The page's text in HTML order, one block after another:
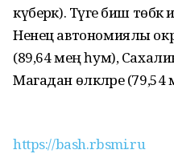
күберәк). Тәүге биш
Ненец автономиялы
(89,64 мең һум),
Магадан өлкәләре (79,54
https://bash.rbsmi.ru